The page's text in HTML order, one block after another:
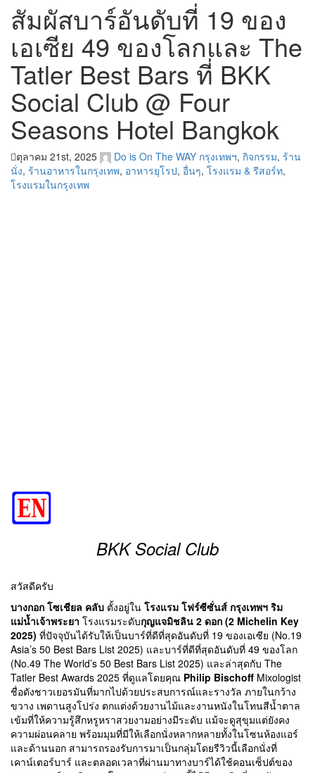
สัมผัสบาร์อันดับที่ 19 ของ
เอเซีย 49 ของโลกและ The
Tatler Best Bars ที่ BKK
Social Club @ Four
Seasons Hotel Bangkok
ตุลาคม 21st, 2025 Do is On The WAY กรุงเทพฯ, กิจกรรม, ร้าน
นั่ง, ร้านอาหารในกรุงเทพ, อาหารยุโรป, อื่นๆ, โรงแรม & รีสอร์ท,
โรงแรมในกรุงเทพ
BKK Social Club
สวัสดีครับ
บางกอก โซเชียล คลับ ตั้งอยู่ใน โรงแรม โฟร์ซีซั่นส์ กรุงเทพฯ ริม
แม่น้ำเจ้าพระยา โรงแรมระดับกุญแจมิชลิน 2 ดอก (2 Michelin Key
2025) ที่ปัจจุบันได้รับให้เป็นบาร์ที่ดีที่สุดอันดับที่ 19 ของเอเซีย (No.19
Asia’s 50 Best Bars List 2025) และบาร์ที่ดีที่สุดอันดับที่ 49 ของโลก
(No.49 The World’s 50 Best Bars List 2025) และล่าสุดกับ The
Tatler Best Awards 2025 ที่ดูแลโดยคุณ Philip Bischoff Mixologist
ชื่อดังชาวเยอรมันที่มากไปด้วยประสบการณ์และรางวัล ภายในกว้าง
ขวาง เพดานสูงโปร่ง ตกแต่งด้วยงานไม้และงานหนังในโทนสีน้ำตาล
เข้มที่ให้ความรู้สึกหรูหราสวยงามอย่างมีระดับ แม้จะดูสุขุมแต่ยังคง
ความผ่อนคลาย พร้อมมุมที่มีให้เลือกนั่งหลากหลายทั้งในโซนห้องแอร์
และด้านนอก สามารถรองรับการมาเป็นกลุ่มโดยรีวิวนี้เลือกนั่งที่
เคาน์เตอร์บาร์ และตลอดเวลาที่ผ่านมาทางบาร์ได้ใช้คอนเซ็ปต์ของ